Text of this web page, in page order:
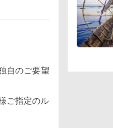
自のご要望
ご指定のル